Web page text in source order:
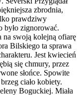
zbrodnia,
prawdziwy
było zignorować.
na swoją kolejną ofiarę
Bilskiego ta sprawa
Jest kwiecień
się chmury, przez
słońce. Spowite
ciało kobiety.
Boguckiej. Miała